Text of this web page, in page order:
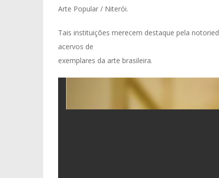
Arte Popular / Niterói.
Tais instituições merecem destaque pela
acervos de
exemplares da arte brasileira.